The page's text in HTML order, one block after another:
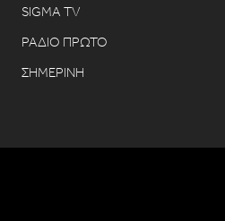
SIGMA TV
ΡΑΔΙΟ ΠΡΩΤΟ
ΣΗΜΕΡΙΝΗ